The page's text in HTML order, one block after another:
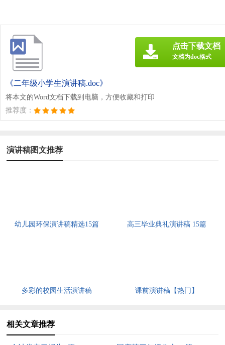
《二年级小学生演讲稿.doc》
将本文的Word文档下载到电脑，方便收藏和打印
推荐度：
点击下载文档
文档为doc格式
演讲稿图文推荐
幼儿园环保演讲稿精选15篇 高三毕业典礼演讲稿 15篇
多彩的校园生活演讲稿 课前演讲稿【热门】
相关文章推荐